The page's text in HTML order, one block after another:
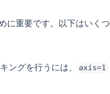
に重要です。以下はいくつ
ングを行うには、 axis=1